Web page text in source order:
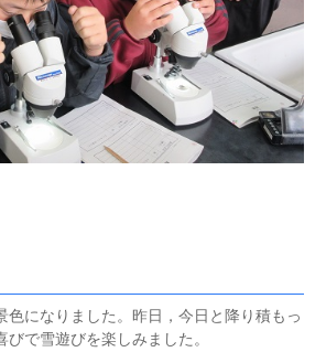
になりました。昨日，今日と降り積もっ
で雪遊びを楽しみました。